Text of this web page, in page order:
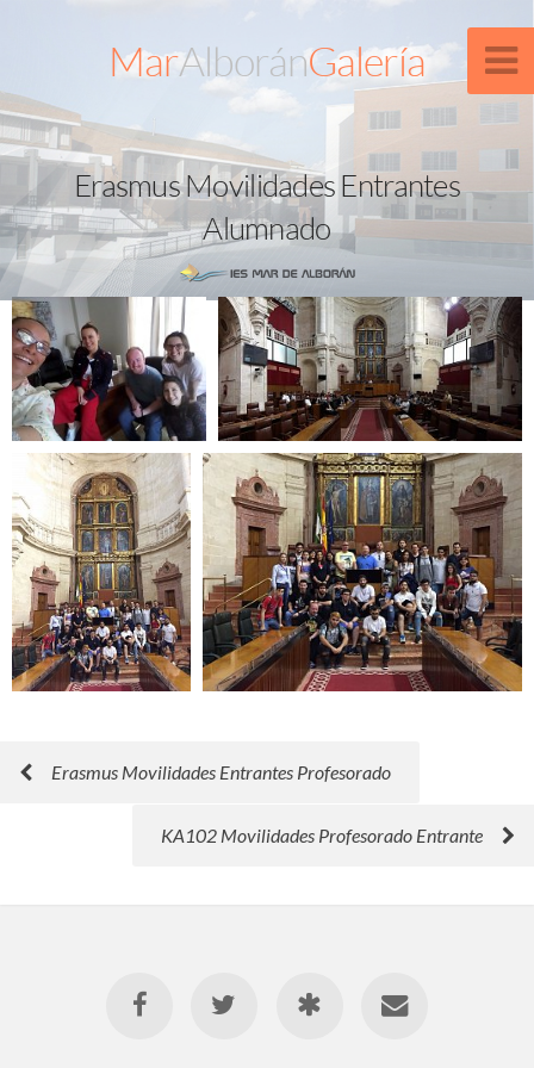
MarAlboránGalería
Erasmus Movilidades Entrantes
Alumnado
Erasmus Movilidades Entrantes Profesorado
KA102 Movilidades Profesorado Entrante